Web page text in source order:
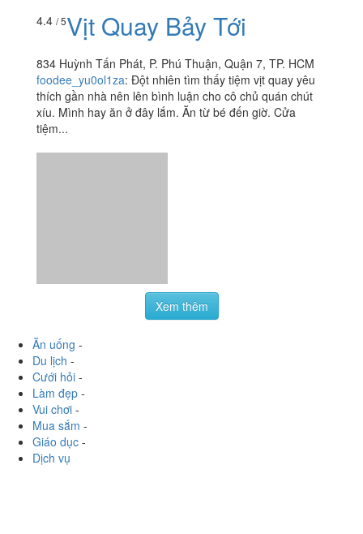
4.4 / 5Vịt Quay Bảy Tới
834 Huỳnh Tấn Phát, P. Phú Thuận, Quận 7, TP. HCM
foodee_yu0ol1za: Đột nhiên tìm thấy tiệm vịt quay yêu
thích gần nhà nên lên bình luận cho cô chủ quán chút
xíu. Mình hay ăn ở đây lắm. Ăn từ bé đến giờ. Cửa
tiệm...
Xem thêm
Ăn uống -
Du lịch -
Cưới hỏi -
Làm đẹp -
Vui chơi -
Mua sắm -
Giáo dục -
Dịch vụ